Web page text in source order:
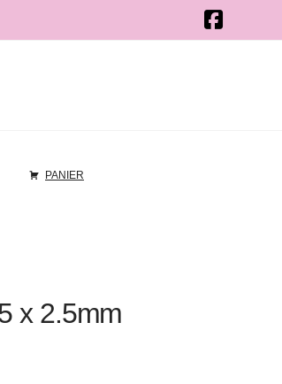
PANIER
x 2.5mm